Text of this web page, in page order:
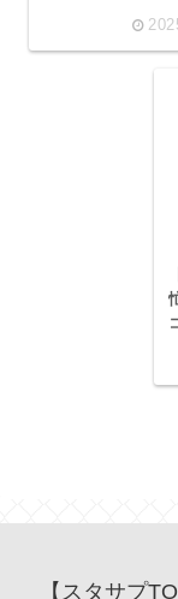
アアップ！昇進を
【スタサプ